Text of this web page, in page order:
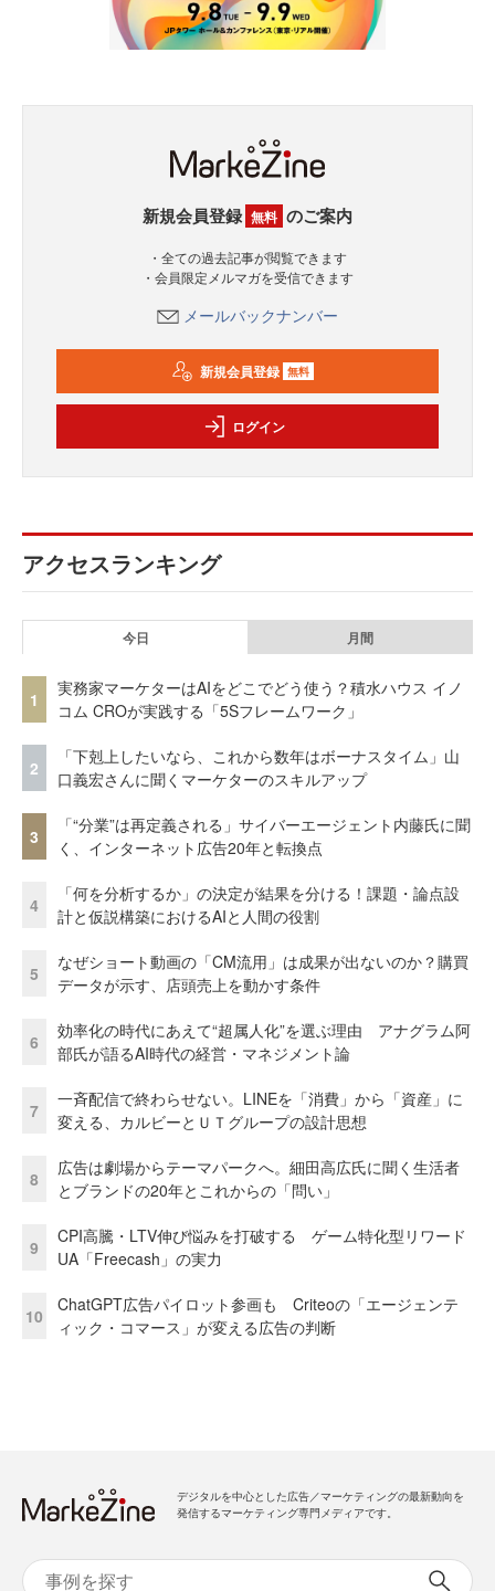
新規会員登録 無料 のご案内
・全ての過去記事が閲覧できます
・会員限定メルマガを受信できます
メールバックナンバー
新規会員登録 無料
ログイン
アクセスランキング
今日 月間
1
実務家マーケターはAIをどこでどう使う？積水ハウス イノ
コム CROが実践する「5Sフレームワーク」
2
「下剋上したいなら、これから数年はボーナスタイム」山
口義宏さんに聞くマーケターのスキルアップ
3
「“分業”は再定義される」サイバーエージェント内藤氏に聞
く、インターネット広告20年と転換点
4
「何を分析するか」の決定が結果を分ける！課題・論点設
計と仮説構築におけるAIと人間の役割
5
なぜショート動画の「CM流用」は成果が出ないのか？購買
データが示す、店頭売上を動かす条件
6
効率化の時代にあえて“超属人化”を選ぶ理由 アナグラム阿
部氏が語るAI時代の経営・マネジメント論
7
一斉配信で終わらせない。LINEを「消費」から「資産」に
変える、カルビーとＵＴグループの設計思想
8
広告は劇場からテーマパークへ。細田高広氏に聞く生活者
とブランドの20年とこれからの「問い」
9
CPI高騰・LTV伸び悩みを打破する ゲーム特化型リワード
UA「Freecash」の実力
10
ChatGPT広告パイロット参画も Criteoの「エージェンテ
ィック・コマース」が変える広告の判断
デジタルを中心とした広告／マーケティングの最新動向を
発信するマーケティング専門メディアです。